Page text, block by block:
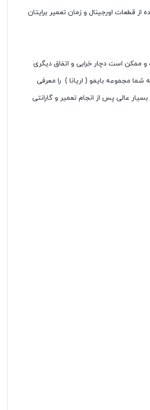
قطعات اورجینال و زمان تعمیر برایتان
و ممکن است دچار خرابی و اتفاق دیگری
مجموعه بایمو ( اریانا ) را معرفی
عالی پس از انجام تعمیر و گارانتی